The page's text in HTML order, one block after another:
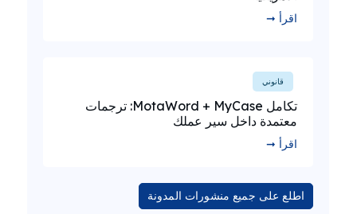
تكامل MotaWord + MyCase: ترجمات
معتمدة داخل سير عملك
اطلع على جميع منشورات المدونة